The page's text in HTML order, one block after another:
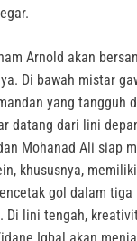
Arnold akan
Di bawah mistar
yang tangguh
datang dari lini
Mohanad Ali siap
khususnya,
gol dalam
Di lini tengah,